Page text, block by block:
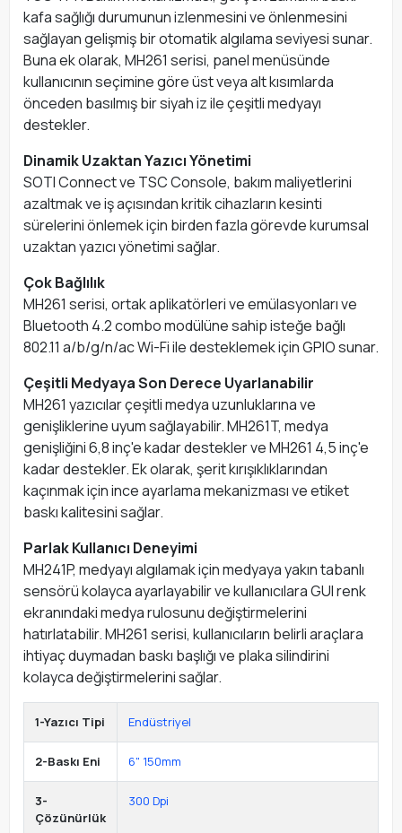
kafa sağlığı durumunun izlenmesini ve önlenmesini
sağlayan gelişmiş bir otomatik algılama seviyesi sunar.
Buna ek olarak, MH261 serisi, panel menüsünde
kullanıcının seçimine göre üst veya alt kısımlarda
önceden basılmış bir siyah iz ile çeşitli medyayı
destekler.
Dinamik Uzaktan Yazıcı Yönetimi
SOTI Connect ve TSC Console, bakım maliyetlerini
azaltmak ve iş açısından kritik cihazların kesinti
sürelerini önlemek için birden fazla görevde kurumsal
uzaktan yazıcı yönetimi sağlar.
Çok Bağlılık
MH261 serisi, ortak aplikatörleri ve emülasyonları ve
Bluetooth 4.2 combo modülüne sahip isteğe bağlı
802.11 a/b/g/n/ac Wi-Fi ile desteklemek için GPIO sunar.
Çeşitli Medyaya Son Derece Uyarlanabilir
MH261 yazıcılar çeşitli medya uzunluklarına ve
genişliklerine uyum sağlayabilir. MH261T, medya
genişliğini 6,8 inç'e kadar destekler ve MH261 4,5 inç'e
kadar destekler. Ek olarak, şerit kırışıklıklarından
kaçınmak için ince ayarlama mekanizması ve etiket
baskı kalitesini sağlar.
Parlak Kullanıcı Deneyimi
MH241P, medyayı algılamak için medyaya yakın tabanlı
sensörü kolayca ayarlayabilir ve kullanıcılara GUI renk
ekranındaki medya rulosunu değiştirmelerini
hatırlatabilir. MH261 serisi, kullanıcıların belirli araçlara
ihtiyaç duymadan baskı başlığı ve plaka silindirini
kolayca değiştirmelerini sağlar.
1-Yazıcı Tipi Endüstriyel
2-Baskı Eni 6" 150mm
3-
Çözünürlük
300 Dpi